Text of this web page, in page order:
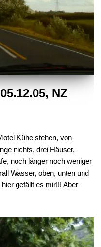
NZ
Kühe stehen, von
nichts, drei Häuser,
noch länger noch weniger
Wasser, oben, unten und
gefällt es mir!!! Aber